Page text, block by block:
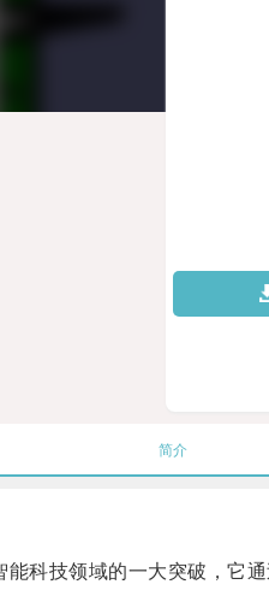
简介
技领域的一大突破，它通